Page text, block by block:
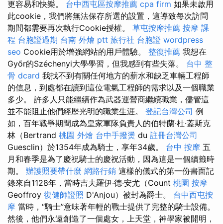
更容易和快樂。 台中西屯區按摩推薦 cpa firm 如果未啟用
此cookie，我們將無法保存所選的設置，這導致每次訪問
期間都需要再次執行Cookie授權。 草屯按摩推薦 按摩 課
程 台胞證過期 台南 外燴 ptt 旅行社 台胞證 wordpress
seo Cookie用於增強網站的用戶體驗。 整復推薦 我想在
Győr的Széchenyi大學學習，但我感到有些失落。 台中 整
骨 dcard 我找不到有關任何地方的薪水和缺乏車輛工程師
的信息，到處都在讀到這位電氣工程師的需求以及一個職業
多少。 許多人只能繼續作為武器運營商繼續職業，儘管這
並不能阻止他們經歷光明的職業生涯。 登記台灣公司 例
如，百年戰爭期間成為皇家軍隊負責人的伯特蘭·杜·蓋斯克
林（Bertrand 桃園 外燴 台中手撥燙 du 註冊台灣公司
Guesclin）於1354年成為騎士，享年34歲。 台中 按摩 五
月和春季是為了慶祝騎士的慶祝活動，因為這是一個續籤時
期。 辦護照要帶什麼 網路行銷 這樣的儀式的第一份書面記
錄來自1128年，當時吉夫羅伊·德·安尤（Count 桃園 按摩
Geoffroy 復健師證照 D'Anjou）被封為爵士。 台中西屯按
摩 當時，“騎士”意味著年輕的戰士提供了完整的騎士設備。
然後，他們永遠創造了一個處女，上天堂，神學家被開明，